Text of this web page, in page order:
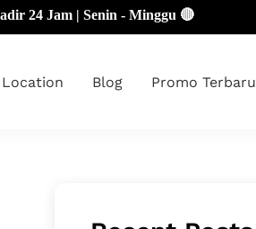
| Senin - Minggu 🔴
Blog Promo Terbaru